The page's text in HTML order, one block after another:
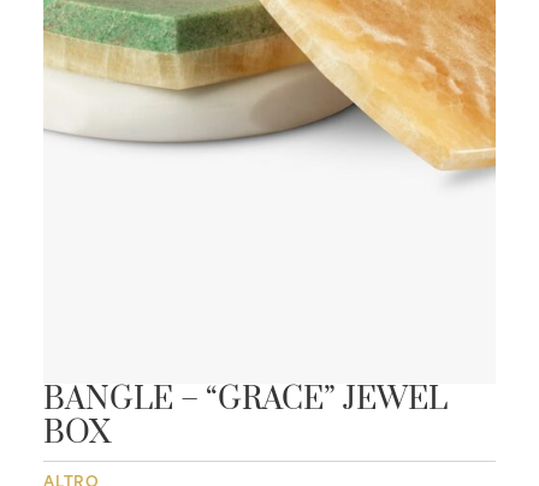
BANGLE – “GRACE” JEWEL
BOX
ALTRO